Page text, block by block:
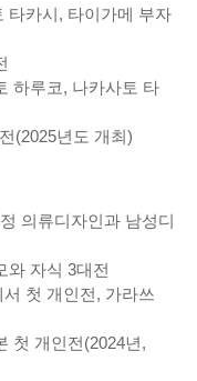
타카시, 타이가메 부자
하루코, 나카사토 타
(2025년도 개최)
의류디자인과 남성디
와 자식 3대전
첫 개인전, 가라쓰
첫 개인전(2024년,